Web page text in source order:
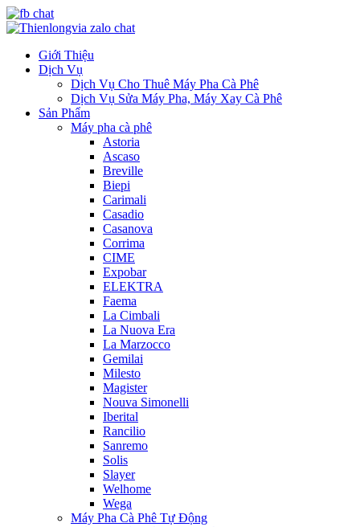
Giới Thiệu
Dịch Vụ
Dịch Vụ Cho Thuê Máy Pha Cà Phê
Dịch Vụ Sửa Máy Pha, Máy Xay Cà Phê
Sản Phẩm
Máy pha cà phê
Astoria
Ascaso
Breville
Biepi
Carimali
Casadio
Casanova
Corrima
CIME
Expobar
ELEKTRA
Faema
La Cimbali
La Nuova Era
La Marzocco
Gemilai
Milesto
Magister
Nouva Simonelli
Iberital
Rancilio
Sanremo
Solis
Slayer
Welhome
Wega
Máy Pha Cà Phê Tự Động